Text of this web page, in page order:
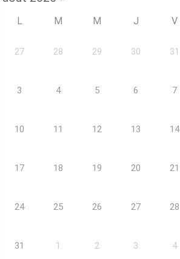
L M M J V
27 28 29 30 31
3 4 5 6 7
10 11 12 13 14
17 18 19 20 21
24 25 26 27 28
31 1 2 3 4